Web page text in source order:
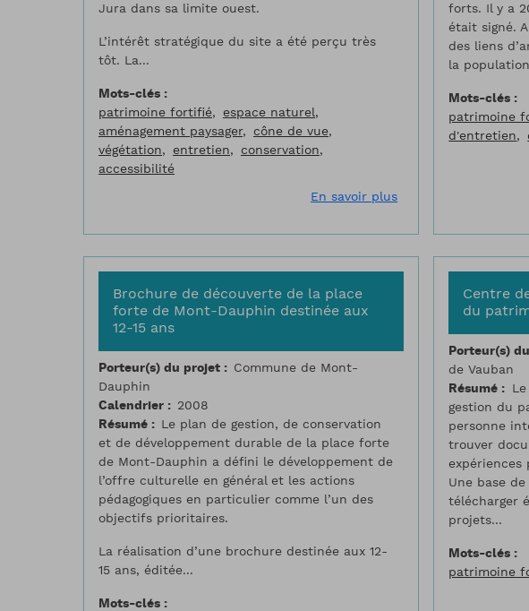
Jura dans sa limite ouest.
L’intérêt stratégique du site a été perçu très
tôt. La...
Mots-clés
patrimoine fortifié
espace naturel
aménagement paysager
cône de vue
végétation
entretien
conservation
accessibilité
En savoir plussur Besançon,
forts. Il y a
était signé.
des liens
la
Mots-clés
patrimoine
d'entretien
Brochure de découverte de la place
forte de Mont-Dauphin destinée aux
12-15 ans
Porteur(s) du projet
Commune de Mont-
Dauphin
Calendrier
2008
Résumé
Le plan de gestion, de conservation
et de développement durable de la place forte
de Mont-Dauphin a défini le développement de
l’offre culturelle en général et les actions
pédagogiques en particulier comme l’un des
objectifs prioritaires.
La réalisation d’une brochure destinée aux 12-
15 ans, éditée...
Mots-clés
Centre
du
Porteur(s)
de Vauban
Résumé
gestion du
personne
trouver
Une base
télécharger
projets...
Mots-clés
patrimoine